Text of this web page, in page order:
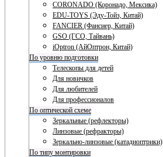
CORONADO (Коронадо, Мексика)
EDU-TOYS (Эду-Тойз, Китай)
FANCIER (Фансиер, Китай)
GSO (ГСО, Тайвань)
iOptron (АйОптрон, Китай)
По уровню подготовки
Телескопы для детей
Для новичков
Для любителей
Для профессионалов
По оптической схеме
Зеркальные (рефлекторы)
Линзовые (рефракторы)
Зеркально-линзовые (катадиоптрики)
По типу монтировки